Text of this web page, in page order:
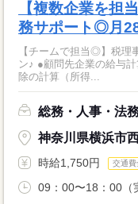
【複数企業を担
務サポート◎月
【チームで担当◎】税理
ン♪ ●顧問先企業の給与
除の計算（所得...
総務・人事・法
神奈川県横浜市
時給1,750円 交通費
09：00〜18：00（